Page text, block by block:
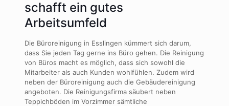
schafft ein gutes
Arbeitsumfeld
Die Büroreinigung in Esslingen kümmert sich darum,
dass Sie jeden Tag gerne ins Büro gehen. Die Reinigung
von Büros macht es möglich, dass sich sowohl die
Mitarbeiter als auch Kunden wohlfühlen. Zudem wird
neben der Büroreinigung auch die Gebäudereinigung
angeboten. Die Reinigungsfirma säubert neben
Teppichböden im Vorzimmer sämtliche